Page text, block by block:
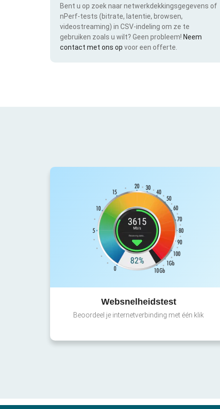
Bent u op zoek naar netwerkdekkingsgegevens of
nPerf-tests (bitrate, latentie, browsen,
videostreaming) in CSV-indeling om ze te
gebruiken zoals u wilt? Geen probleem! Neem
contact met ons op voor een offerte.
Websnelheidstest
Beoordeel je internetverbinding met één klik